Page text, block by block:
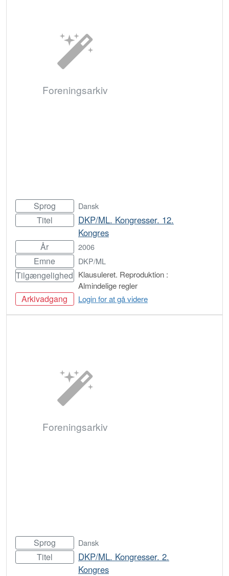
Foreningsarkiv
Sprog Dansk
Titel
DKP/ML. Kongresser. 12.
Kongres
År 2006
Emne DKP/ML
Tilgængelighed Klausuleret. Reproduktion :
Almindelige regler
Arkivadgang Login for at gå videre
Bestil
Foreningsarkiv
Sprog Dansk
Titel
DKP/ML. Kongresser. 2.
Kongres